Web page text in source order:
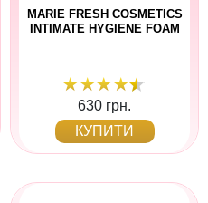
MARIE FRESH COSMETICS
INTIMATE HYGIENE FOAM
630 грн.
КУПИТИ